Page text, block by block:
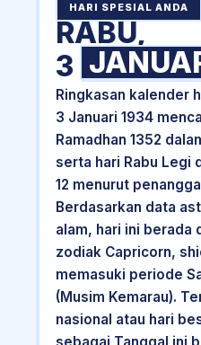
HARI SPESIAL ANDA
RABU,
3
Ringkasan kalender
3 Januari 1934
Ramadhan 1352
serta hari Rabu Legi
12 menurut
Berdasarkan data
alam, hari ini berada
zodiak Capricorn,
memasuki periode
(Musim Kemarau).
nasional atau hari